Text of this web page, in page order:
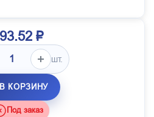
₽
шт.
В КОРЗИНУ
Под заказ